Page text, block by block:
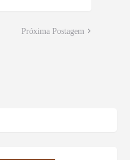
Próxima Postagem